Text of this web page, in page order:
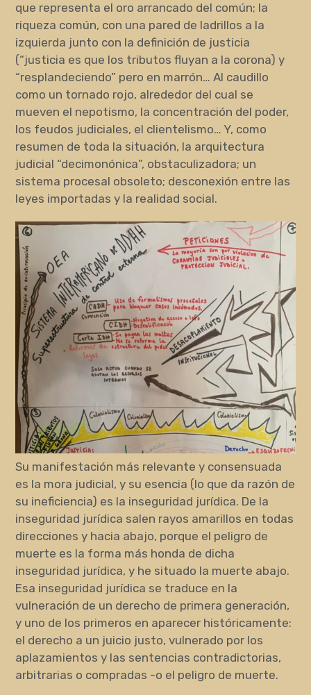
que representa el oro arrancado del común; la
riqueza común, con una pared de ladrillos a la
izquierda junto con la definición de justicia
(“justicia es que los tributos fluyan a la corona) y
“resplandeciendo” pero en marrón… Al caudillo
como un tornado rojo, alrededor del cual se
mueven el nepotismo, la concentración del poder,
los feudos judiciales, el clientelismo… Y, como
resumen de toda la situación, la arquitectura
judicial “decimonónica”, obstaculizadora; un
sistema procesal obsoleto; desconexión entre las
leyes importadas y la realidad social.
Su manifestación más relevante y consensuada
es la mora judicial, y su esencia (lo que da razón de
su ineficiencia) es la inseguridad jurídica. De la
inseguridad jurídica salen rayos amarillos en todas
direcciones y hacia abajo, porque el peligro de
muerte es la forma más honda de dicha
inseguridad jurídica, y he situado la muerte abajo.
Esa inseguridad jurídica se traduce en la
vulneración de un derecho de primera generación,
y uno de los primeros en aparecer históricamente:
el derecho a un juicio justo, vulnerado por los
aplazamientos y las sentencias contradictorias,
arbitrarias o compradas -o el peligro de muerte.